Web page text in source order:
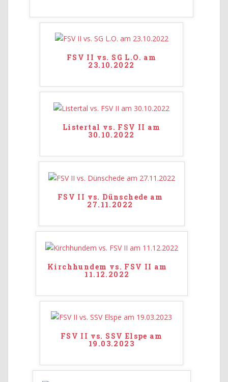
FSV II vs. SG L.O. am
23.10.2022
Listertal vs. FSV II am
30.10.2022
FSV II vs. Dünschede am
27.11.2022
Kirchhundem vs. FSV II am
11.12.2022
FSV II vs. SSV Elspe am
19.03.2023